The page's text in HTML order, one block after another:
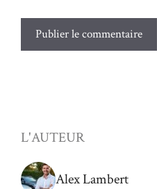
L'AUTEUR
Alex Lambert